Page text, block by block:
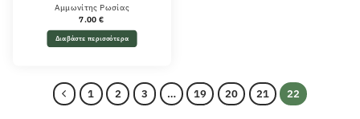
Αμμωνίτης Ρωσίας
7.00€
Διαβάστε περισσότερα
1 2 3 … 19 20 21 22